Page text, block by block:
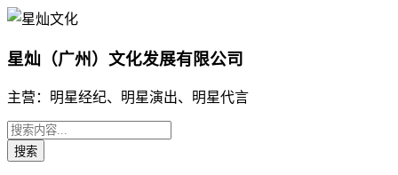
星灿（广州）文化发展有限公司
主营：明星经纪、明星演出、明星代言